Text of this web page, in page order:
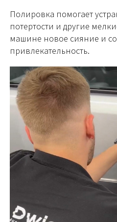
Полировка помогает
потертости и другие
машине новое сияние и
привлекательность.